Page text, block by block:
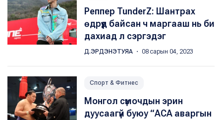
Реппер TunderZ: Шантрах
өдрүүд байсан ч маргааш нь би
дахиад л сэргэдэг
Д.ЭРДЭНЭТУЯА ・ 08 сарын 04, 2023
Спорт & Фитнес
Монгол сүмочдын эрин
дуусаагүй буюу “АСА аваргын